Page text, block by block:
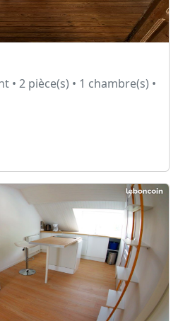
• 2 pièce(s) • 1 chambre(s) •